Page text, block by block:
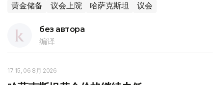
黄金储备 议会上院 哈萨克斯坦 议会
без автора
编译
17:15, 06 8月 2026